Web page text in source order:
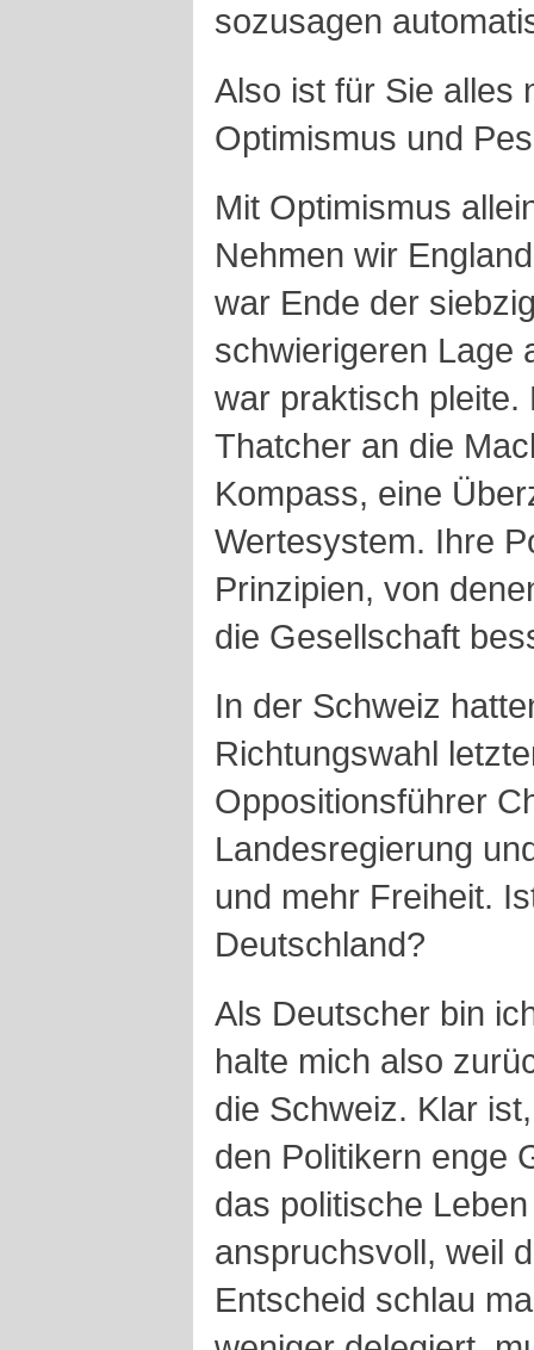
sozusagen
Also ist für Sie alles
Optimismus und
Mit Optimismus
Nehmen wir
war Ende der
schwierigeren Lage
war praktisch pleite.
Thatcher an die
Kompass, eine
Wertesystem. Ihre
Prinzipien, von
die Gesellschaft
In der Schweiz
Richtungswahl
Oppositionsführer
Landesregierung
und mehr Freiheit.
Deutschland?
Als Deutscher bin
halte mich also
die Schweiz. Klar
den Politikern enge
das politische
anspruchsvoll, weil
Entscheid schlau